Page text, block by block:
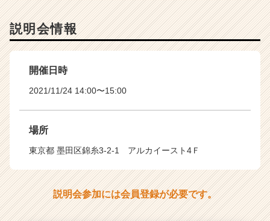
説明会情報
開催日時
2021/11/24 14:00〜15:00
場所
東京都 墨田区錦糸3-2-1 アルカイースト4Ｆ
説明会参加には会員登録が必要です。